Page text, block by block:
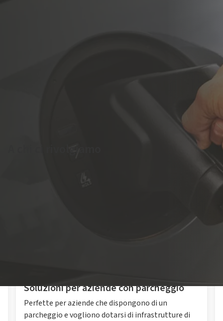
Soluzioni di ricarica su misura per aziende e flotte aziendali,
Soluzioni per aziende con parcheggio
Perfette per aziende che dispongono di un
parcheggio e vogliono dotarsi di infrastrutture di